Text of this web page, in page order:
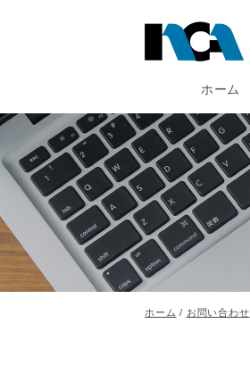
ホーム
ホーム / お問い合わせ